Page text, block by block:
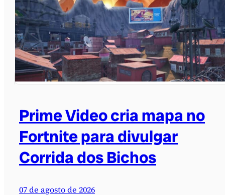
Prime Video cria mapa no
Fortnite para divulgar
Corrida dos Bichos
07 de agosto de 2026